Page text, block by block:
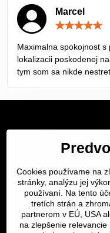
Marcel
Maximalna spokojnost
lokalizacii poskodenej
tym som sa nikde
Servis Bratislava
Servis Košice
Dôležité odkazy
Cookies používame na
stránky, analýzu jej
používaní. Na tento
tretích strán a
partnerom v EÚ, USA
na zlepšenie